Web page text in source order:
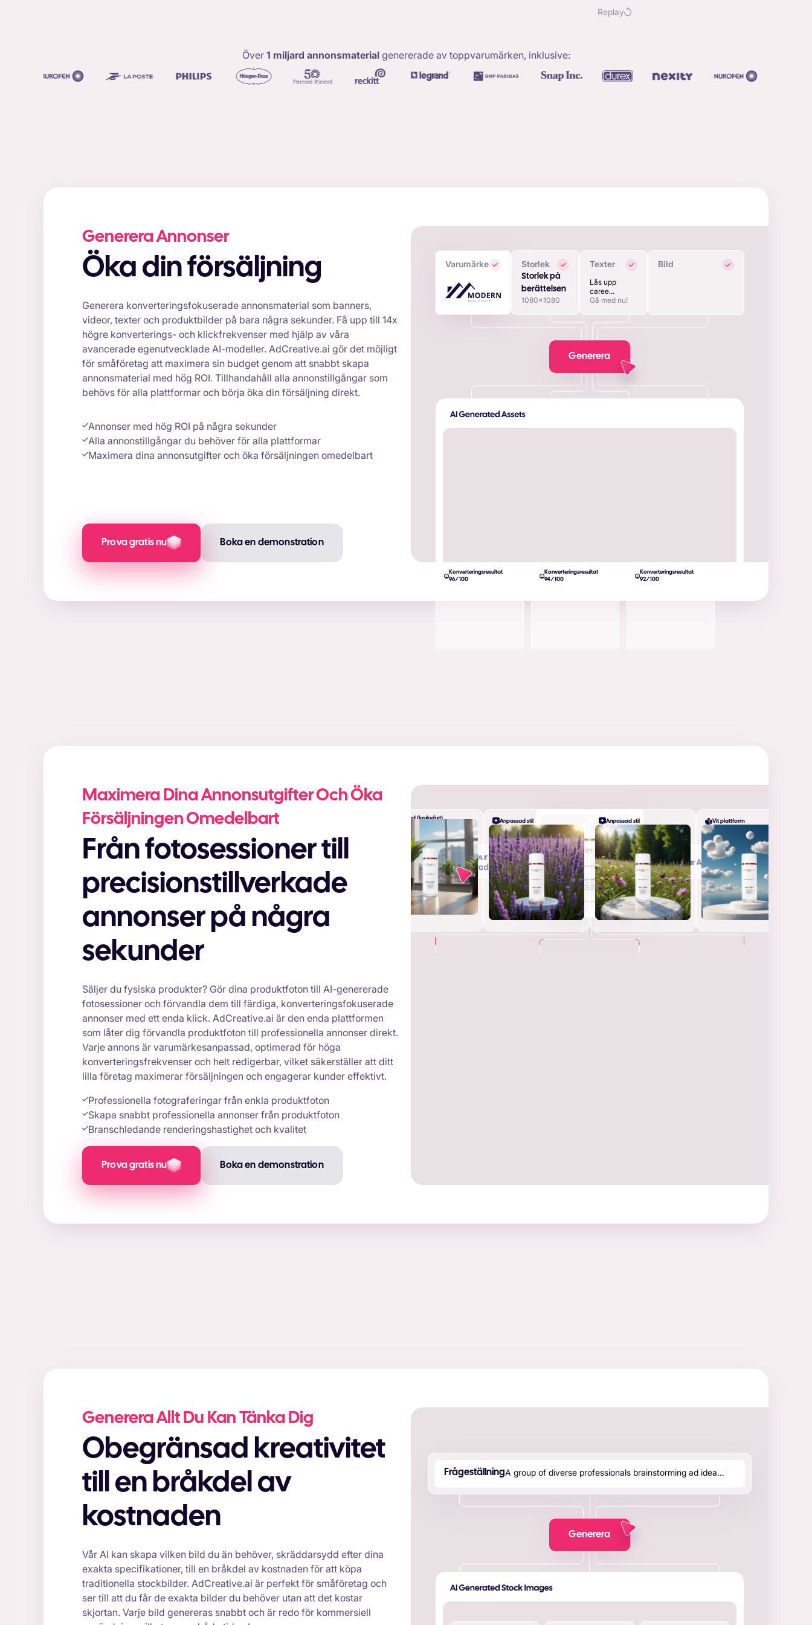
Replay
Över 1 miljard annonsmaterialgenererade av toppvarumärken, inklusive:
Generera Annonser
Öka din försäljning
Generera konverteringsfokuserade annonsmaterial som banners,
videor, texter och produktbilder på bara några sekunder. Få upp till 14x
högre konverterings- och klickfrekvenser med hjälp av våra
avancerade egenutvecklade AI-modeller. AdCreative.ai gör det möjligt
för småföretag att maximera sin budget genom att snabbt skapa
annonsmaterial med hög ROI. Tillhandahåll alla annonstillgångar som
behövs för alla plattformar och börja öka din försäljning direkt.
Annonser med hög ROI på några sekunder
Alla annonstillgångar du behöver för alla plattformar
Maximera dina annonsutgifter och öka försäljningen omedelbart
Prova gratis nu Boka en demonstration
Varumärke Storlek
Storlek på
berättelsen
1080x1080
Texter
Lås upp
caree...
Gå med nu!
Bild
Generera
Konverteringsresultat
96/100
Konverteringsresultat
94/100
Konverteringsresultat
92/100
Maximera Dina Annonsutgifter Och Öka
Försäljningen Omedelbart
Från fotosessioner till
precisionstillverkade
annonser på några
sekunder
Säljer du fysiska produkter? Gör dina produktfoton till AI-genererade
fotosessioner och förvandla dem till färdiga, konverteringsfokuserade
annonser med ett enda klick. AdCreative.ai är den enda plattformen
som låter dig förvandla produktfoton till professionella annonser direkt.
Varje annons är varumärkesanpassad, optimerad för höga
konverteringsfrekvenser och helt redigerbar, vilket säkerställer att ditt
lilla företag maximerar försäljningen och engagerar kunder effektivt.
Professionella fotograferingar från enkla produktfoton
Skapa snabbt professionella annonser från produktfoton
Branschledande renderingshastighet och kvalitet
Prova gratis nu Boka en demonstration
Skrivbord (krukväxt) Anpassad stil Anpassad stil Vit plattform
+
Generera Allt Du Kan Tänka Dig
Obegränsad kreativitet
till en bråkdel av
kostnaden
Vår AI kan skapa vilken bild du än behöver, skräddarsydd efter dina
exakta specifikationer, till en bråkdel av kostnaden för att köpa
traditionella stockbilder. AdCreative.ai är perfekt för småföretag och
ser till att du får de exakta bilder du behöver utan att det kostar
skjortan. Varje bild genereras snabbt och är redo för kommersiell
FrågeställningA group of diverse professionals brainstorming ad idea…
Generera